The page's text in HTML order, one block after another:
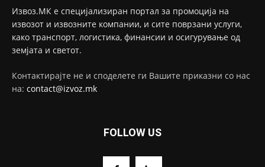
Извоз.МК е специјализиран портал за промоција на
извозот и извозните компании, и сите поврзани услуги,
како транспорт, логистика, финансии и осигурување од
земјата и светот.
Контактирајте не и споделете ги Вашите приказни со нас
на: contact@izvoz.mk
FOLLOW US